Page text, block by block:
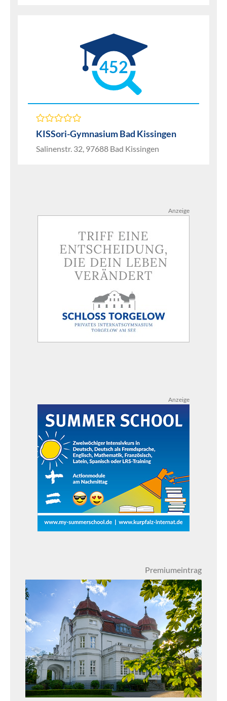
452
KISSori-Gymnasium Bad Kissingen
Salinenstr. 32, 97688 Bad Kissingen
Anzeige
Anzeige
Premiumeintrag